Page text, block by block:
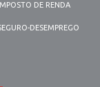
DE RENDA
DESEMPREGO